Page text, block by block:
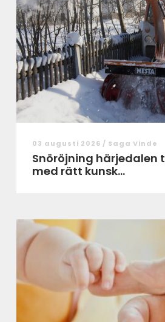
03 augusti 2026 / Saga Vinde
Snöröjning härjedalen trygg vinter
med rätt kunsk...